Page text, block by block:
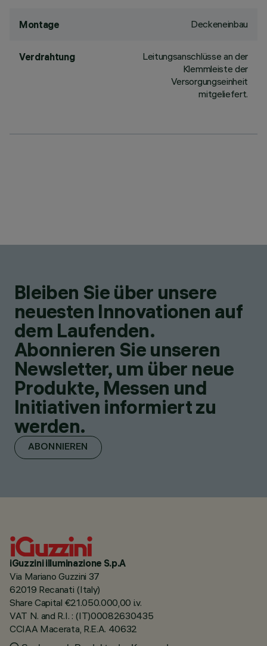
Montage Deckeneinbau
Verdrahtung
Leitungsanschlüsse an der
Klemmleiste der
Versorgungseinheit
mitgeliefert.
Bleiben Sie über unsere
neuesten Innovationen auf
dem Laufenden.
Abonnieren Sie unseren
Newsletter, um über neue
Produkte, Messen und
Initiativen informiert zu
werden.
ABONNIEREN
iGuzzini illuminazione S.p.A
Via Mariano Guzzini 37
62019 Recanati (Italy)
Share Capital €21.050.000,00 i.v.
VAT N. and R.I. : (IT)00082630435
CCIAA Macerata, R.E.A. 40632